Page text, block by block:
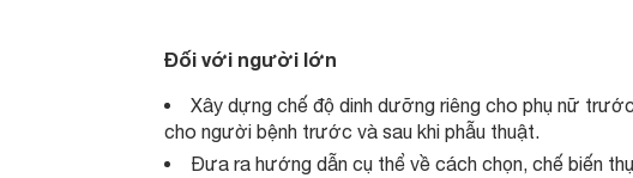
Đối với người lớn
Xây dựng chế độ dinh dưỡng riêng cho phụ nữ
cho người bệnh trước và sau khi phẫu thuật.
Đưa ra hướng dẫn cụ thể về cách chọn, chế biến